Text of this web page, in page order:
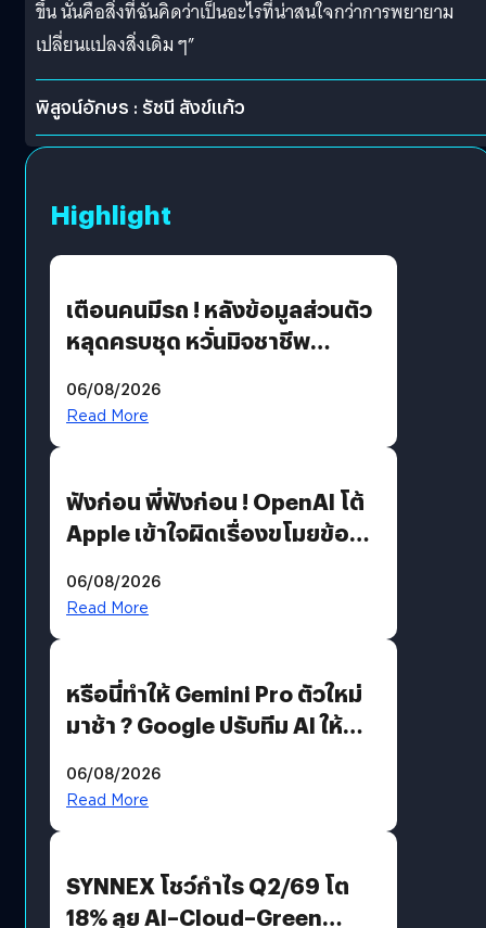
ขึ้น นั่นคือสิ่งที่ฉันคิดว่าเป็นอะไรที่น่าสนใจกว่าการพยายาม
เปลี่ยนแปลงสิ่งเดิม ๆ”
พิสูจน์อักษร : รัชนี สังข์แก้ว
Highlight
เตือนคนมีรถ ! หลังข้อมูลส่วนตัว
หลุดครบชุด หวั่นมิจชาชีพ
รหัสผ่านหลุด ไม่ใช่แฮ็กเกอร์
06/08/2026
Read More
ฟังก่อน พี่ฟังก่อน ! OpenAI โต้
Apple เข้าใจผิดเรื่องขโมยข้อมูล
06/08/2026
Read More
หรือนี่ทำให้ Gemini Pro ตัวใหม่
มาช้า ? Google ปรับทีม AI ให้
AGI
06/08/2026
Read More
SYNNEX โชว์กำไร Q2/69 โต
18% ลุย AI–Cloud–Green